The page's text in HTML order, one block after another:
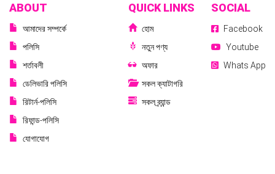
ABOUT
আমাদের সম্পর্কে
পলিসি
শর্তাবলী
ডেলিভারি পলিসি
রিটার্ন-পলিসি
রিফান্ড-পলিসি
যোগাযোগ
QUICK LINKS
হোম
নতুন পণ্য
অফার
সকল ক্যাটাগরি
সকল ব্র্যান্ড
SOCIAL
Facebook
Youtube
Whats App